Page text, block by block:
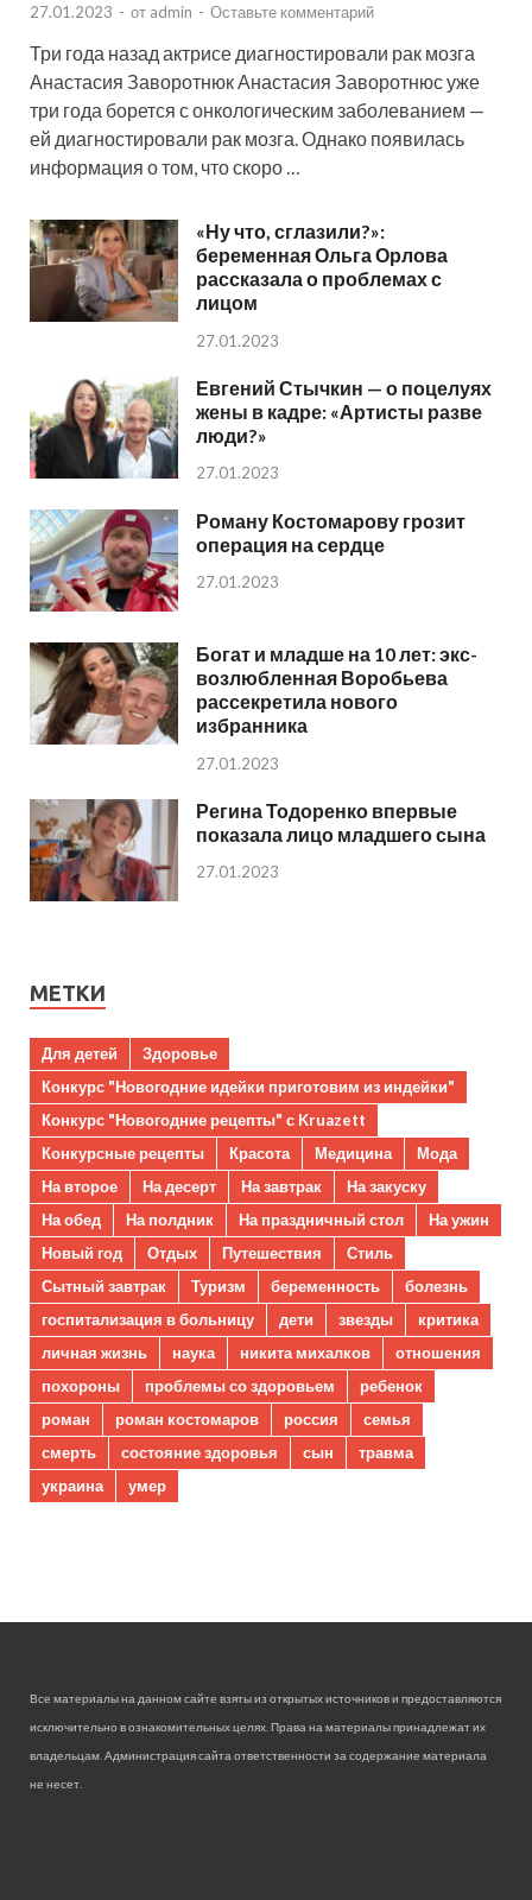
27.01.2023 - от admin - Оставьте комментарий
Три года назад актрисе диагностировали рак мозга
Анастасия Заворотнюк Анастасия Заворотнюс уже
три года борется с онкологическим заболеванием —
ей диагностировали рак мозга. Однако появилась
информация о том, что скоро …
«Ну что, сглазили?»:
беременная Ольга Орлова
рассказала о проблемах с
лицом
27.01.2023
Евгений Стычкин — о поцелуях
жены в кадре: «Артисты разве
люди?»
27.01.2023
Роману Костомарову грозит
операция на сердце
27.01.2023
Богат и младше на 10 лет: экс-
возлюбленная Воробьева
рассекретила нового
избранника
27.01.2023
Регина Тодоренко впервые
показала лицо младшего сына
27.01.2023
МЕТКИ
Для детей
Здоровье
Конкурс "Новогодние идейки приготовим из индейки"
Конкурс "Новогодние рецепты" с Kruazett
Конкурсные рецепты
Красота Медицина
Мода
На второе
На десерт На завтрак
На закуску
На обед
На полдник На праздничный стол
На ужин
Новый год
Отдых Путешествия
Стиль
Сытный завтрак
Туризм беременность
болезнь
госпитализация в больницу
дети звезды
критика
личная жизнь
наука никита михалков
отношения
похороны
проблемы со здоровьем
ребенок
роман
роман костомаров россия
семья
смерть
состояние здоровья сын
травма
украина
умер
Все материалы на данном сайте взяты из открытых источников и предоставляются
исключительно в ознакомительных целях. Права на материалы принадлежат их
владельцам. Администрация сайта ответственности за содержание материала
не несет.